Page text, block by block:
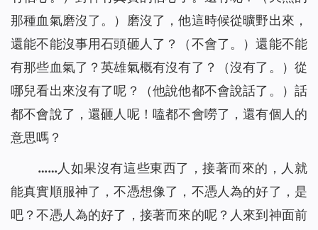
那種血氣磨沒了。）
磨沒了，他這時候從曠野出來，
還能不能沒事用石頭砸人了？
（不會了。）還能不能
有那些血氣了？英雄氣概有沒有了？
（沒有了。）從
哪兒看出來沒有了呢？
（他說他都不會說話了。）話
都不會說了，還砸人呢！嗑都不會嘮了，還有個人的
意思嗎？
……人如果沒有這些東西了，接著而來的，人就
能真實順服神了，不憑想像了，不憑人為的好了，是
吧？不憑人為的好了，接著而來的呢？人來到神面前